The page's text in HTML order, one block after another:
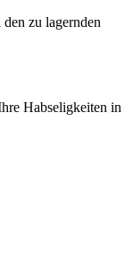
zu lagernden
Habseligkeiten in